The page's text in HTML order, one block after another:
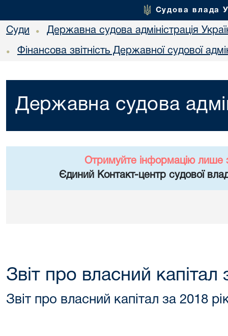
Судова влада
Суди • Державна судова адміністрація
• Фінансова звітність Державної судової
Державна судова
Отримуйте інформацію лише
Єдиний Контакт-центр судової
Звіт про власний капітал
Звіт про власний капітал за 2018